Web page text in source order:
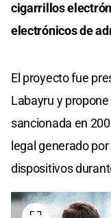
cigarrillos
electrónicos de
El proyecto fue
Labayru y
sancionada en
legal generado
dispositivos